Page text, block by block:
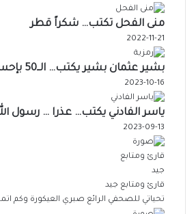
منى الفحل تكتب… شكراً قطر
2022-11-21
بشير عثمان بشير يكتب… الــ50 بإحساس 30 !!
2023-10-16
ياسر الفادني يكتب… عذرا … رسول
2023-09-13
قارئ ومتابع جيد
تحياتي للصحفي الرائع صبري العيكورة وكم